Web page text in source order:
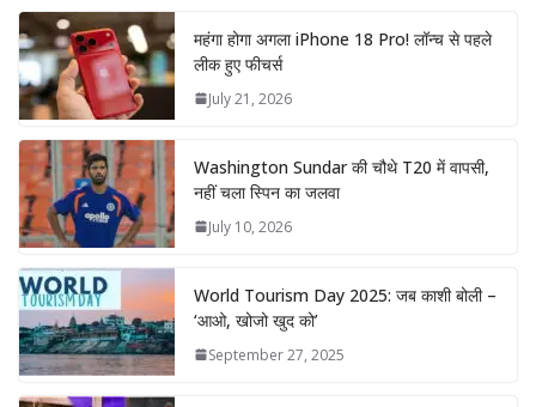
महंगा होगा अगला iPhone 18 Pro! लॉन्च से पहले
लीक हुए फीचर्स
July 21, 2026
Washington Sundar की चौथे T20 में वापसी,
नहीं चला स्पिन का जलवा
July 10, 2026
World Tourism Day 2025: जब काशी बोली –
‘आओ, खोजो खुद को’
September 27, 2025